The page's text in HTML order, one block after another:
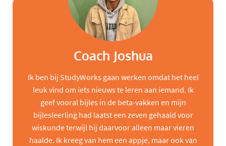
Coach Joshua
Ik ben bij StudyWorks gaan werken omdat het heel
leuk vind om iets nieuws te leren aan iemand. Ik
geef vooral bijles in de beta-vakken en mijn
bijlesleerling had laatst een zeven gehaald voor
wiskunde terwijl hij daarvoor alleen maar vieren
haalde. Ik kreeg van hem een appje, maar ook van